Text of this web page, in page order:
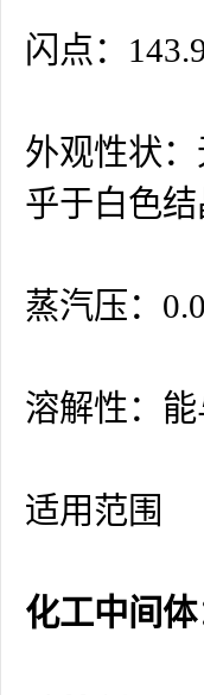
闪点：
外观性状
乎于白色
蒸汽压：
溶解性：
适用范围
化工中间